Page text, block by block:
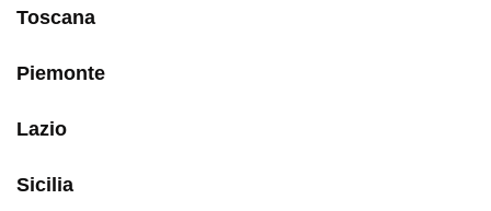
Toscana
Piemonte
Lazio
Sicilia